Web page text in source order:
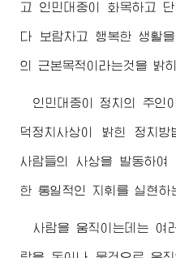
고 인민대중이 화목하고
다 보람차고 행복한 생활
의 근본목적이라는것을 밝히
인민대중이 정치의 주인
덕정치사상이 밝힌 정치
사람들의 사상을 발동하
한 통일적인 지휘를 실현하
사람을 움직이는데는 여